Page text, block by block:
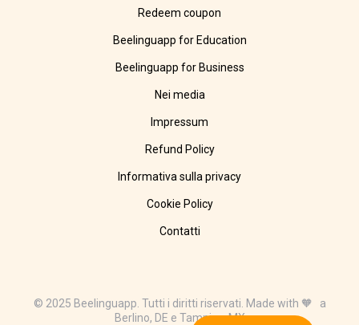
Redeem coupon
Beelinguapp for Education
Beelinguapp for Business
Nei media
Impressum
Refund Policy
Informativa sulla privacy
Cookie Policy
Contatti
© 2025 Beelinguapp. Tutti i diritti riservati. Made with 🧡 a
Berlino, DE e Tampico, MX